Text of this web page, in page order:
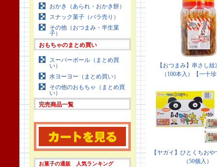
おかき（あられ・おかき餅）
スナック菓子（バラ売り）
その他（おつまみ・半生菓
子）
おもちゃのまとめ買い
スーパーボール（まとめ買
い）
水ヨーヨー（まとめ買い）
その他のおもちゃ（まとめ買
い）
完売商品一覧
お菓子の通販 人気ランキング